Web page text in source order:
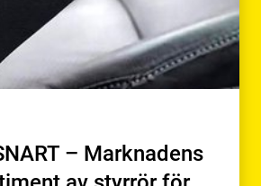
– Marknadens